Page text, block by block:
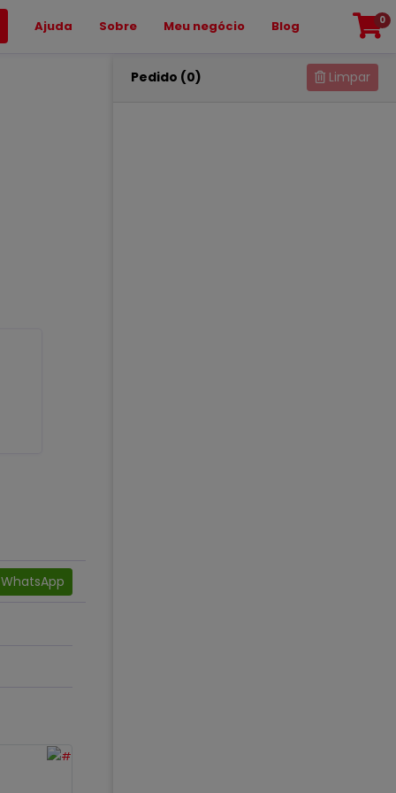
Ajuda Sobre Meu negócio Blog 0
Pedido (0) Limpar